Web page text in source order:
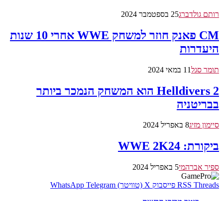
רותם גולדברג25 בספטמבר 2024
CM פאנק חוזר למשחק WWE אחרי 10 שנות
היעדרות
תומר סגל11 במאי 2024
Helldivers 2 הוא המשחק הנמכר ביותר
בבריטניה
סיימון מזיג8 באפריל 2024
ביקורת: WWE 2K24
ספיר אברהמי5 באפריל 2024
RSS Threads פייסבוק X (טוויטר) WhatsApp Telegram